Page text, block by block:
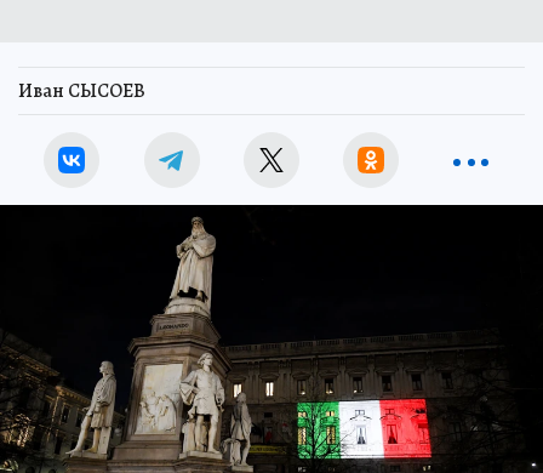
Иван СЫСОЕВ